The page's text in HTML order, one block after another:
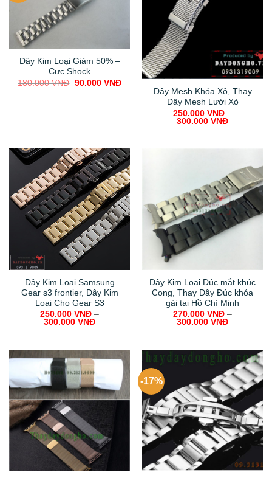
Dây Kim Loại Giảm 50% –
Cực Shock
180.000VNĐ Original
90.000 VNĐCurrent
90.000 VNĐ.
Dây Mesh Khóa Xỏ, Thay
Dây Mesh Lưới Xỏ
250.000 VNĐ –
300.000 VNĐ
Dây Kim Loại Samsung
Gear s3 frontier, Dây Kim
Loại Cho Gear S3
250.000 VNĐ –
300.000 VNĐ
Dây Kim Loại Đúc mắt khúc
Cong, Thay Dây Đúc khóa
gài tại Hồ Chí Minh
270.000 VNĐ –
300.000 VNĐ
-17%